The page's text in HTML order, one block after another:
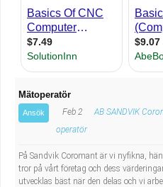
Kultur, media, design
Militärt arbete
Naturbruk
Naturvetenskapligt
Pedagogiskt arbete
Tidningsbud/
Lärare i fritidshem/
Taxiförare/Taxichaufför
Läkarsekreterare/
sekreterare
Mätoperatör
Ansök Feb 2 AB SANDVIK
operatör
På Sandvik Coromant är vi nyfikna,
tror på vårt företag och dess
utvecklas bäst när den delas och vi